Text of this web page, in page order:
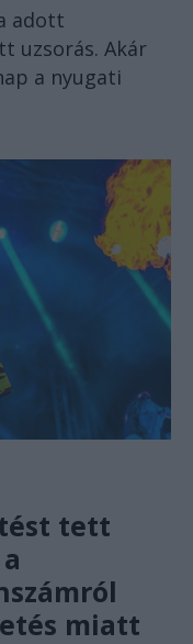
adott
uzsorás. Akár
a nyugati
tett
miatt